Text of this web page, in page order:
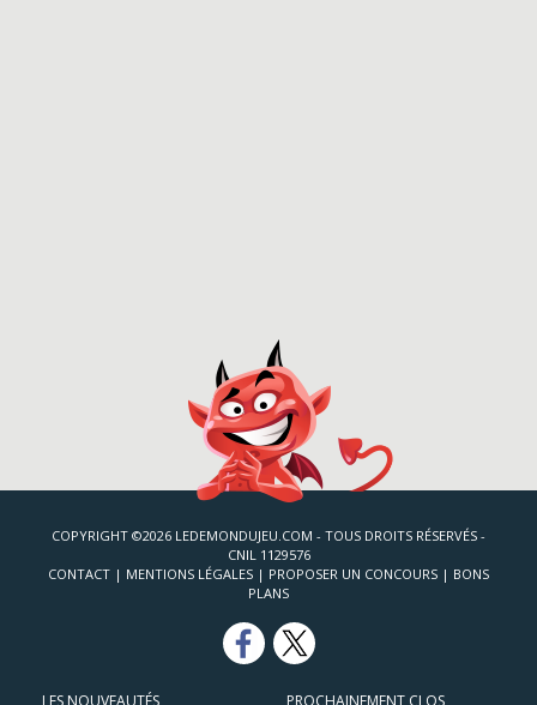
COPYRIGHT ©2026 LEDEMONDUJEU.COM - TOUS DROITS RÉSERVÉS -
CNIL 1129576
CONTACT | MENTIONS LÉGALES | PROPOSER UN CONCOURS | BONS
PLANS
LES NOUVEAUTÉS PROCHAINEMENT CLOS